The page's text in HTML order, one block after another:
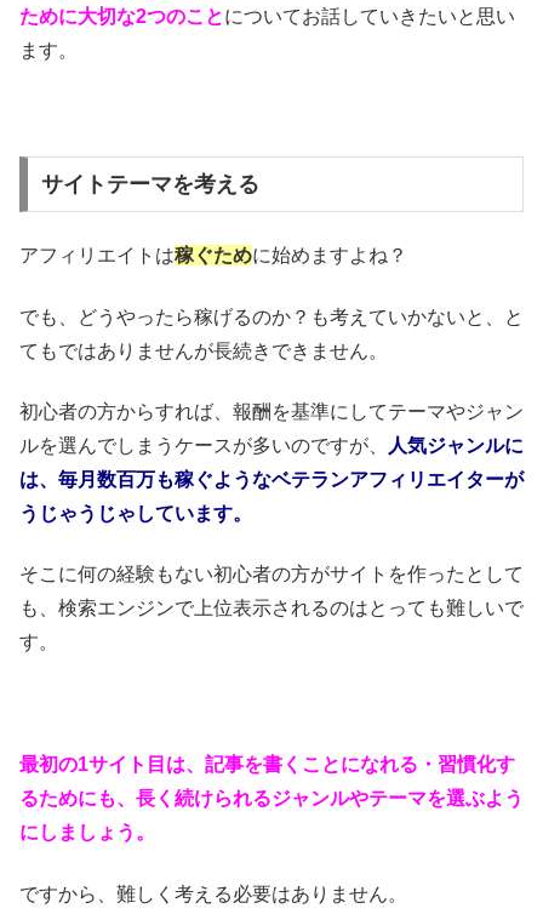
ために大切な2つのことについてお話していきたいと思い
ます。
サイトテーマを考える
アフィリエイトは稼ぐために始めますよね？
でも、どうやったら稼げるのか？も考えていかないと、と
てもではありませんが長続きできません。
初心者の方からすれば、報酬を基準にしてテーマやジャン
ルを選んでしまうケースが多いのですが、
人気ジャンルに
は、毎月数百万も稼ぐようなベテランアフィリエイターが
うじゃうじゃしています。
そこに何の経験もない初心者の方がサイトを作ったとして
も、検索エンジンで上位表示されるのはとっても難しいで
す。
最初の1サイト目は、記事を書くことになれる・習慣化す
るためにも、長く続けられるジャンルやテーマを選ぶよう
にしましょう。
ですから、難しく考える必要はありません。